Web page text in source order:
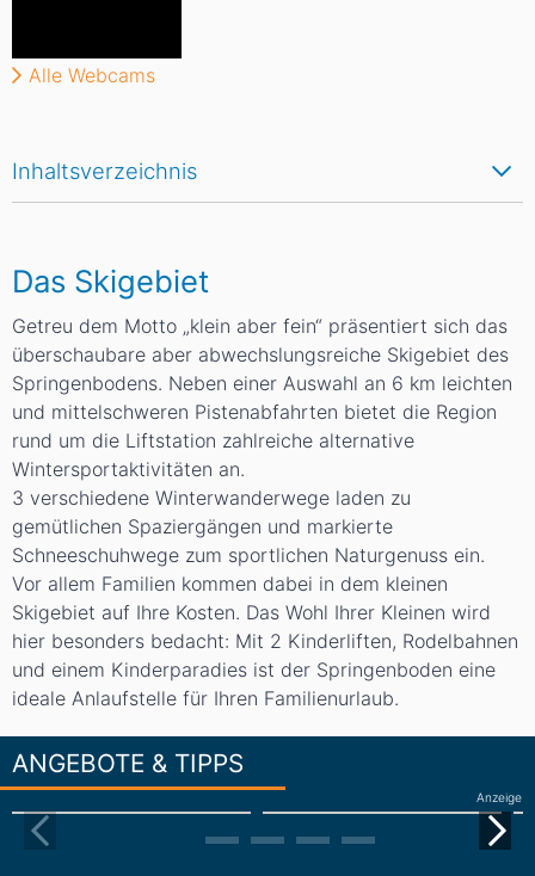
Inhaltsverzeichnis
Das Skigebiet
Getreu dem Motto „klein aber fein“ präsentiert sich das
überschaubare aber abwechslungsreiche Skigebiet des
Springenbodens. Neben einer Auswahl an 6 km leichten
und mittelschweren Pistenabfahrten bietet die Region
rund um die Liftstation zahlreiche alternative
Wintersportaktivitäten an.
3 verschiedene Winterwanderwege laden zu
gemütlichen Spaziergängen und markierte
Schneeschuhwege zum sportlichen Naturgenuss ein.
Vor allem Familien kommen dabei in dem kleinen
Skigebiet auf Ihre Kosten. Das Wohl Ihrer Kleinen wird
hier besonders bedacht: Mit 2 Kinderliften, Rodelbahnen
und einem Kinderparadies ist der Springenboden eine
ideale Anlaufstelle für Ihren Familienurlaub.
ANGEBOTE & TIPPS
Anzeige
Alle Webcams